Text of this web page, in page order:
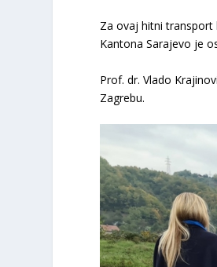
Za ovaj hitni transport
Kantona Sarajevo je
Prof. dr. Vlado
Zagrebu.